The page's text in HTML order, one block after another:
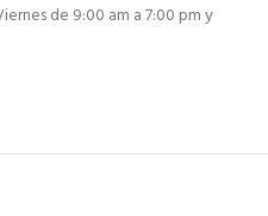
de 9:00 am a 7:00 pm y